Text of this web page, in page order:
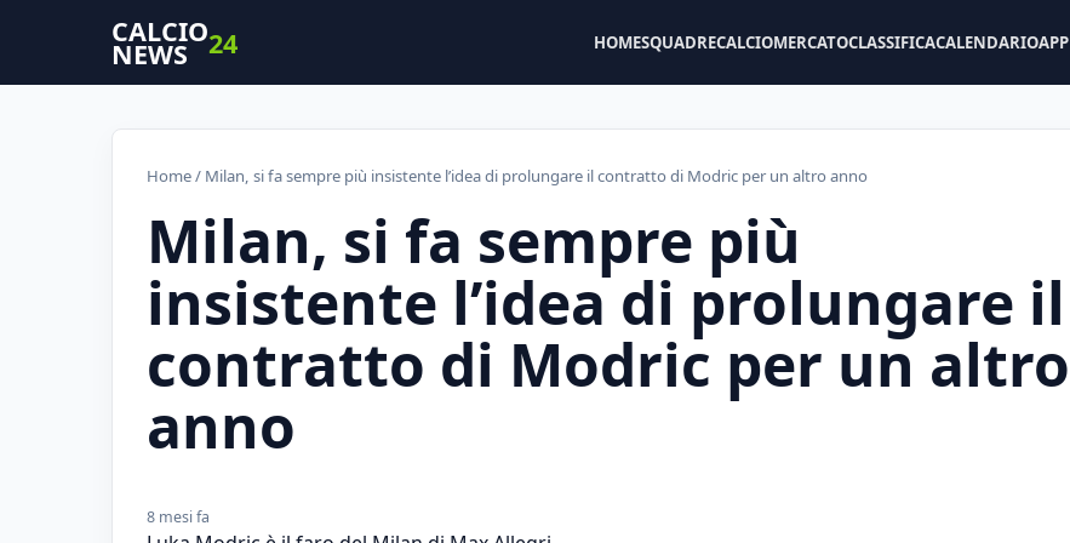
CALCIO
NEWS 24 HOMESQUADRECALCIOMERCATOCLASSIFICACALENDARIOAPP
Home/ Milan, si fa sempre più insistente l’idea di prolungare il contratto di Modric per un altro anno
Milan, si fa sempre più
insistente l’idea di prolungare il
contratto di Modric per un altro
anno
8 mesi fa